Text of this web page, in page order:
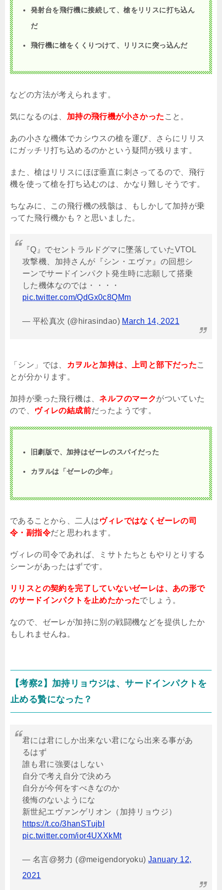
発射台を飛行機に接続して、槍をリリスに打ち込ん
だ
飛行機に槍をくくりつけて、リリスに突っ込んだ
などの方法が考えられます。
気になるのは、 加持の飛行機が小さかった こと。
あの小さな機体でカシウスの槍を運び、さらにリリス
にガッチリ打ち込めるのかという疑問が残ります。
また、槍はリリスにほぼ垂直に刺さってるので、飛行
機を使って槍を打ち込むのは、かなり難しそうです。
ちなみに、この飛行機の残骸は、もしかして加持が乗
ってた飛行機かも？と思いました。
『Q』でセントラルドグマに墜落していたVTOL
攻撃機、加持さんが『シン・エヴァ』の回想シ
ーンでサードインパクト発生時に志願して搭乗
した機体なのでは・・・・
pic.twitter.com/QdGx0c8QMm
— 平松真次 (@hirasindao) March 14, 2021
「シン」では、 カヲルと加持は、上司と部下だったこ
とが分かります。
加持が乗った飛行機は、ネルフのマークがついていた
ので、
ヴィレの結成前だったようです。
旧劇版で、加持はゼーレのスパイだった
カヲルは「ゼーレの少年」
であることから、二人はヴィレではなくゼーレの司
令・副指令だと思われます。
ヴィレの司令であれば、ミサトたちともやりとりする
シーンがあったはずです。
リリスとの契約を完了していないゼーレは、あの形で
のサードインパクトを止めたかったでしょう。
なので、ゼーレが加持に別の戦闘機などを提供したか
もしれませんね。
【考察2 】加持リョウジは、サードインパクトを
止める贄になった？
君には君にしか出来ない君になら出来る事があ
るはず
誰も君に強要はしない
自分で考え自分で決めろ
自分が今何をすべきなのか
後悔のないようにな
新世紀エヴァンゲリオン（加持リョウジ）
https://t.co/3hanSTujbI
pic.twitter.com/ior4UXXkMt
— 名言@努力 (@meigendoryoku)January 12,
2021